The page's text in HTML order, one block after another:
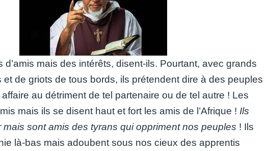
d’amis mais des intérêts, disent-ils. Pourtant, avec grands
et de griots de tous bords, ils prétendent dire à des peuples
au détriment de tel partenaire ou de tel autre ! Les
mais ils se disent haut et fort les amis de l’Afrique ! Ils
mais sont amis des tyrans qui oppriment nos peuples ! Ils
là-bas mais adoubent sous nos cieux des apprentis